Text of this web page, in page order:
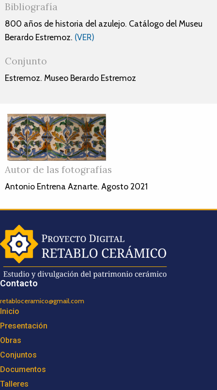
Bibliografía
800 años de historia del azulejo. Catálogo del Museu
Berardo Estremoz. (VER)
Conjunto
Estremoz. Museo Berardo Estremoz
Autor de las fotografías
Antonio Entrena Aznarte. Agosto 2021
Contacto
retabloceramico@gmail.com
Inicio
Presentación
Obras
Conjuntos
Documentos
Talleres